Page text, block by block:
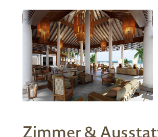
Zimmer &